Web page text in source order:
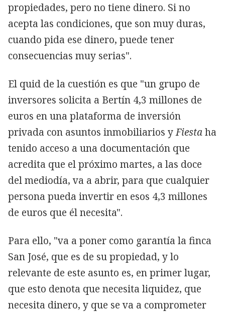
propiedades, pero no tiene dinero. Si no
acepta las condiciones, que son muy duras,
cuando pida ese dinero, puede tener
consecuencias muy serias".
El quid de la cuestión es que "un grupo de
inversores solicita a Bertín 4,3 millones de
euros en una plataforma de inversión
privada con asuntos inmobiliarios yFiestaha
tenido acceso a una documentación que
acredita que el próximo martes, a las doce
del mediodía, va a abrir, para que cualquier
persona pueda invertir en esos 4,3 millones
de euros que él necesita".
Para ello, "va a poner como garantía la finca
San José, que es de su propiedad, y lo
relevante de este asunto es, en primer lugar,
que esto denota que necesita liquidez, que
necesita dinero, y que se va a comprometer